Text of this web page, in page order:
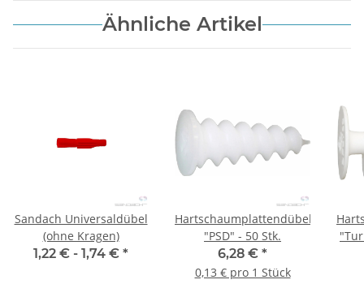
Ähnliche Artikel
Sandach Universaldübel
(ohne Kragen)
1,22 € - 1,74 € *
Hartschaumplattendübel
"PSD" - 50 Stk.
6,28 € *
0,13 € pro 1 Stück